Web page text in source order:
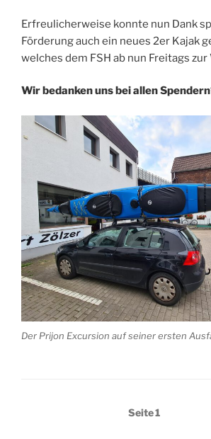
Erfreulicherweise konnte nun Dank
Förderung auch ein neues 2er Kajak
welches dem FSH ab nun Freitags
Wir bedanken uns bei allen
Der Prijon Excursion auf seiner ersten
Seitennummerierung
Seite1